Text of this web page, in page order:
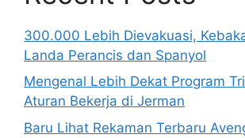
300.000 Lebih Dievakuasi,
Landa Perancis dan Spanyol
Mengenal Lebih Dekat Program
Aturan Bekerja di Jerman
Baru Lihat Rekaman Terbaru